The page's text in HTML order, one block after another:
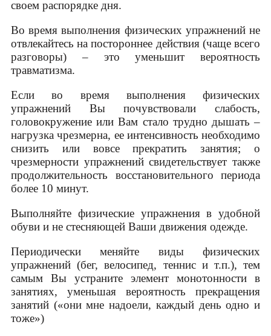
своем распорядке дня.
Во время выполнения физических упражнений не
отвлекайтесь на постороннее действия (чаще всего
разговоры) – это уменьшит вероятность
травматизма.
Если во время выполнения физических
упражнений Вы почувствовали слабость,
головокружение или Вам стало трудно дышать –
нагрузка чрезмерна, ее интенсивность необходимо
снизить или вовсе прекратить занятия; о
чрезмерности упражнений свидетельствует также
продолжительность восстановительного периода
более 10 минут.
Выполняйте физические упражнения в удобной
обуви и не стесняющей Ваши движения одежде.
Периодически меняйте виды физических
упражнений (бег, велосипед, теннис и т.п.), тем
самым Вы устраните элемент монотонности в
занятиях, уменьшая вероятность прекращения
занятий («они мне надоели, каждый день одно и
тоже»)